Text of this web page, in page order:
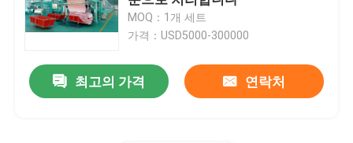
구성 열 고정 시간
MOQ：1개 세트
가격：USD5000-300000
최고의 가격 연락처